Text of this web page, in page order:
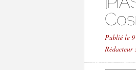
Publié le
Rédacteur